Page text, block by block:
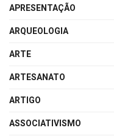
APRESENTAÇÃO
ARQUEOLOGIA
ARTE
ARTESANATO
ARTIGO
ASSOCIATIVISMO